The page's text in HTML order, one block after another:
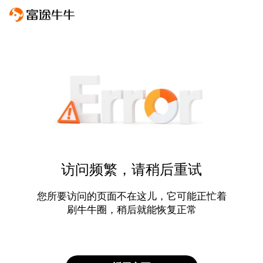
访问频繁，请稍后重试
您所要访问的页面不在这儿，它可能正忙着
刷牛牛圈，稍后就能恢复正常